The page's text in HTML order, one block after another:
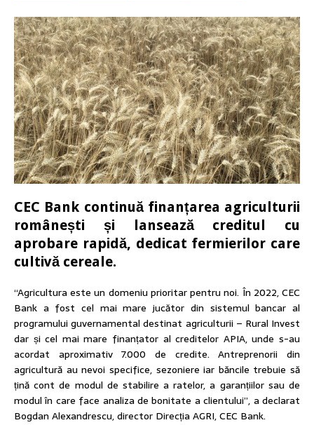
CEC Bank continuă finanțarea agriculturii
românești și lansează creditul cu
aprobare rapidă, dedicat fermierilor care
cultivă cereale.
“Agricultura este un domeniu prioritar pentru noi. În 2022, CEC
Bank a fost cel mai mare jucător din sistemul bancar al
programului guvernamental destinat agriculturii – Rural Invest
dar și cel mai mare finanțator al creditelor APIA, unde s-au
acordat aproximativ 7.000 de credite. Antreprenorii din
agricultură au nevoi specifice, sezoniere iar băncile trebuie să
țină cont de modul de stabilire a ratelor, a garanțiilor sau de
modul în care face analiza de bonitate a clientului”, a declarat
Bogdan Alexandrescu, director Direcția AGRI, CEC Bank.